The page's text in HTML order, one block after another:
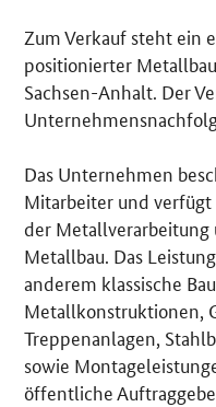
Details
Zum Verkauf steht ein
positionierter
Sachsen-Anhalt. Der
Das Unternehmen
Mitarbeiter und
der
Metallbau. Das
anderem klassische
Metallkonstruktionen,
Treppenanlagen,
sowie
öffentliche